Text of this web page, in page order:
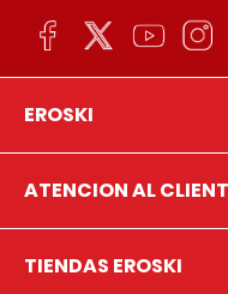
EROSKI
ATENCION AL
TIENDAS EROSKI